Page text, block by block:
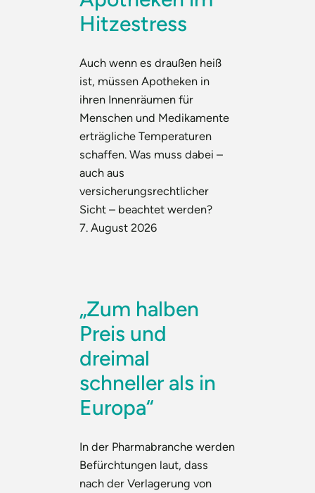
Hitzestress
Auch wenn es draußen heiß
ist, müssen Apotheken in
ihren Innenräumen für
Menschen und Medikamente
erträgliche Temperaturen
schaffen. Was muss dabei –
auch aus
versicherungsrechtlicher
Sicht – beachtet werden?
7. August 2026
„Zum halben
Preis und
dreimal
schneller als in
Europa“
In der Pharmabranche werden
Befürchtungen laut, dass
nach der Verlagerung von